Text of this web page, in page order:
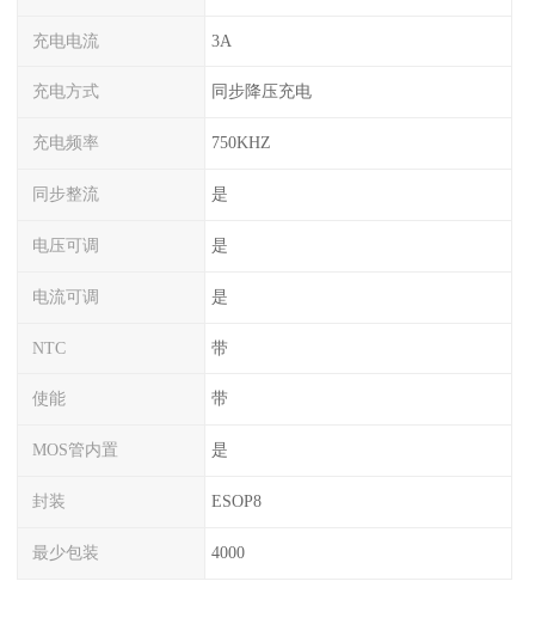
充电电流 3A
充电方式 同步降压充电
充电频率 750KHZ
同步整流 是
电压可调 是
电流可调 是
NTC 带
使能 带
MOS管内置 是
封装 ESOP8
最少包装 4000